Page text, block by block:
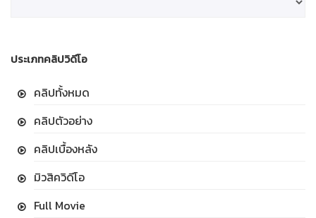
ประเภทคลิปวิดีโอ
คลิปทั้งหมด
คลิปตัวอย่าง
คลิปเบื้องหลัง
มิวสิควิดีโอ
Full Movie